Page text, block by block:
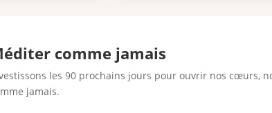
comme jamais
les 90 prochains jours pour ouvrir nos cœurs,
jamais.